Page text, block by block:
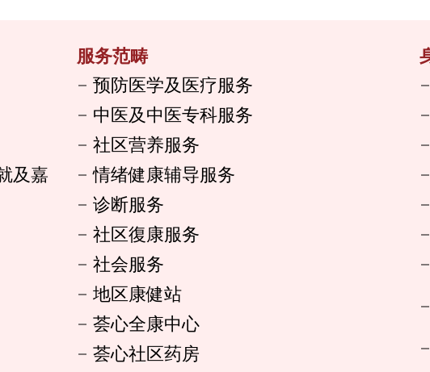
及嘉
服务范畴
预防医学及医疗服务
中医及中医专科服务
社区营养服务
情绪健康辅导服务
诊断服务
社区復康服务
社会服务
地区康健站
荟心全康中心
荟心社区药房